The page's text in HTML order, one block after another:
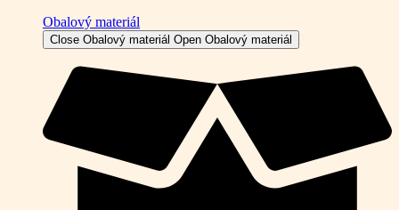
Obalový materiál
Close Obalový materiál Open Obalový materiál